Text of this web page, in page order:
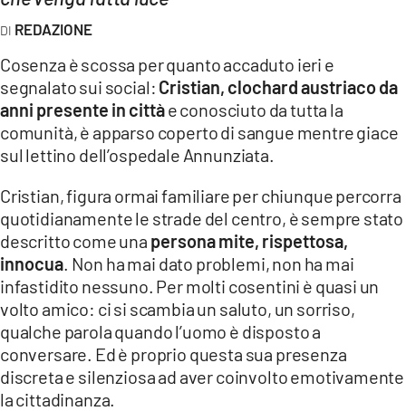
LACTV.IT
LACONAIR.IT
LACITYMAG.IT
ILREGGINO.IT
COSENZACHANNEL.IT
ILVIBONESE.IT
CATANZAROCHANNEL.IT
LACAPITALENEWS.IT
App
ANDROID
APPLE
REDAZIONE
Cosenza è scossa per quanto accaduto ieri e
segnalato sui social: Cristian, clochard austriaco da
anni presente in cittàe conosciuto da tutta la
comunità, è apparso coperto di sangue mentre giace
sul lettino dell’ospedale Annunziata.
Cristian, figura ormai familiare per chiunque percorra
quotidianamente le strade del centro, è sempre stato
descritto come una persona mite, rispettosa,
innocua. Non ha mai dato problemi, non ha mai
infastidito nessuno. Per molti cosentini è quasi un
volto amico: ci si scambia un saluto, un sorriso,
qualche parola quando l’uomo è disposto a
conversare. Ed è proprio questa sua presenza
discreta e silenziosa ad aver coinvolto emotivamente
la cittadinanza.